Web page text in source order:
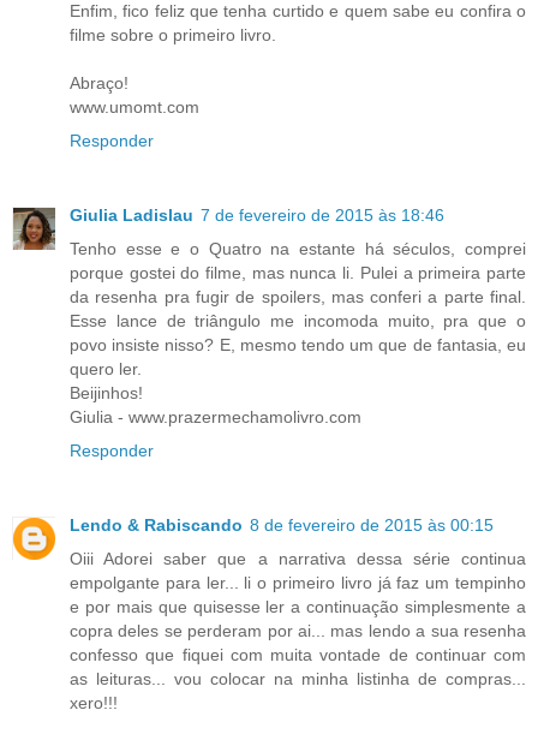
Enfim, fico feliz que tenha curtido e quem sabe eu confira o
filme sobre o primeiro livro.
Abraço!
www.umomt.com
Responder
Giulia Ladislau 7 de fevereiro de 2015 às 18:46
Tenho esse e o Quatro na estante há séculos, comprei
porque gostei do filme, mas nunca li. Pulei a primeira parte
da resenha pra fugir de spoilers, mas conferi a parte final.
Esse lance de triângulo me incomoda muito, pra que o
povo insiste nisso? E, mesmo tendo um que de fantasia, eu
quero ler.
Beijinhos!
Giulia - www.prazermechamolivro.com
Responder
Lendo & Rabiscando 8 de fevereiro de 2015 às 00:15
Oiii Adorei saber que a narrativa dessa série continua
empolgante para ler... li o primeiro livro já faz um tempinho
e por mais que quisesse ler a continuação simplesmente a
copra deles se perderam por ai... mas lendo a sua resenha
confesso que fiquei com muita vontade de continuar com
as leituras... vou colocar na minha listinha de compras...
xero!!!